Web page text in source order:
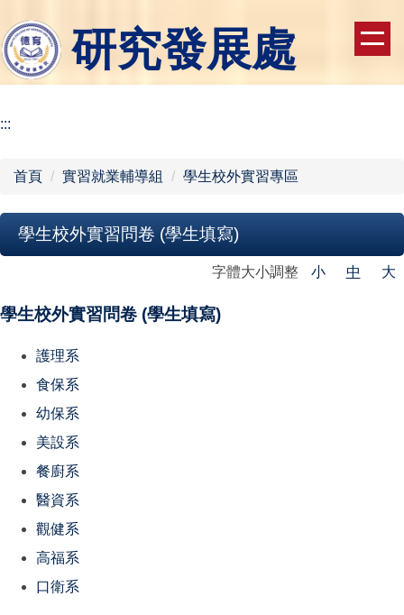
到
主
要
容
研究發展處
:::
首頁 實習就業輔導組 學生校外實習專區
學生校外實習問卷 (學生填寫)
字體大小調整 小 中 大
學生校外實習問卷 (學生填寫)
護理系
食保系
幼保系
美設系
餐廚系
醫資系
觀健系
高福系
口衛系